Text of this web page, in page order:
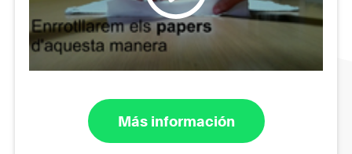
Más información